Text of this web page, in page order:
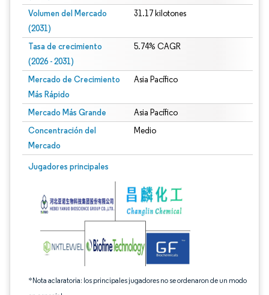
Volumen del Mercado
(2031)
31.17 kilotones
Tasa de crecimiento
(2026 - 2031)
5.74% CAGR
Mercado de Crecimiento
Más Rápido
Asia Pacífico
Mercado Más Grande Asia Pacífico
Concentración del
Mercado
Medio
Jugadores principales
*Nota aclaratoria: los principales jugadores no se ordenaron de un modo
Imagen © Mordor Intelligence. El uso requiere atribución según CC BY 4.0.